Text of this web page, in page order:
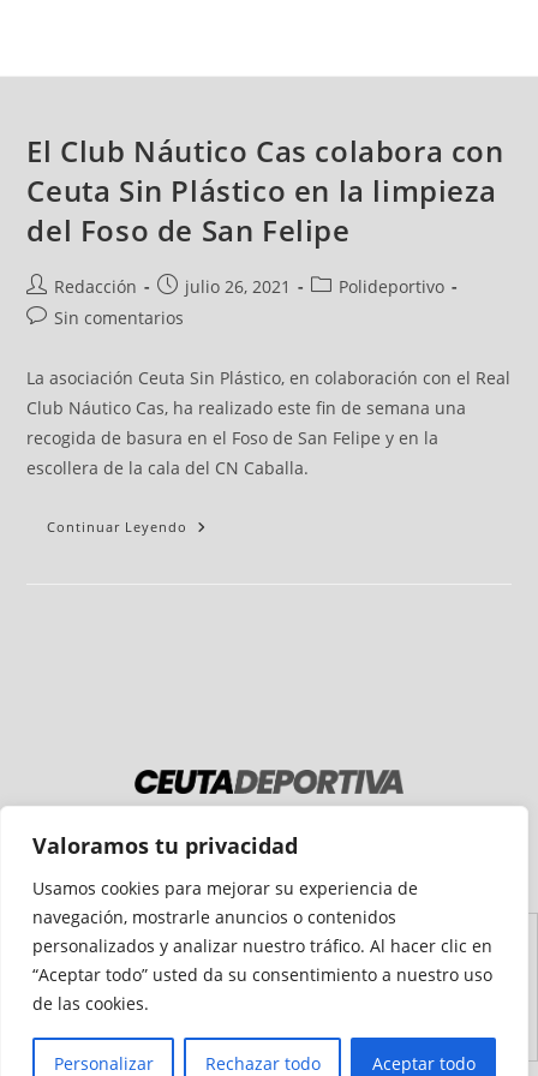
Valoramos tu privacidad
Usamos cookies para mejorar su experiencia de
navegación, mostrarle anuncios o contenidos
personalizados y analizar nuestro tráfico. Al hacer clic en
“Aceptar todo” usted da su consentimiento a nuestro uso
de las cookies.
Personalizar Rechazar todo Aceptar todo
El Club Náutico Cas colabora con
Ceuta Sin Plástico en la limpieza
del Foso de San Felipe
Redacción julio 26, 2021
Polideportivo
Sin comentarios
La asociación Ceuta Sin Plástico, en colaboración con el Real
Club Náutico Cas, ha realizado este fin de semana una
recogida de basura en el Foso de San Felipe y en la
escollera de la cala del CN Caballa.
Continuar Leyendo
Aviso
Legal
Declaración de
Accesibilidad
Mapa del
Sitio
Política de
Cookies
Política de
Privacidad